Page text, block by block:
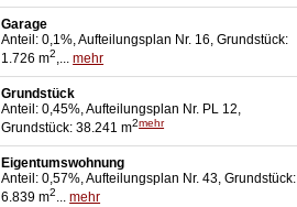
Garage
Anteil: 0,1%, Aufteilungsplan Nr. 16, Grundstück:
1.726 m2,...mehr
Grundstück
Anteil: 0,45%, Aufteilungsplan Nr. PL 12,
Grundstück: 38.241 m2mehr
Eigentumswohnung
Anteil: 0,57%, Aufteilungsplan Nr. 43, Grundstück:
6.839 m2...mehr